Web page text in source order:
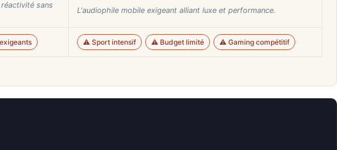
sans
L'audiophile mobile exigeant alliant luxe et performance.
⚠️ Sport intensif ⚠️ Budget limité ⚠️ Gaming compétitif